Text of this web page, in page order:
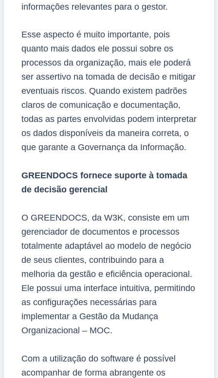
informações relevantes para o gestor.
Esse aspecto é muito importante, pois
quanto mais dados ele possui sobre os
processos da organização, mais ele poderá
ser assertivo na tomada de decisão e mitigar
eventuais riscos. Quando existem padrões
claros de comunicação e documentação,
todas as partes envolvidas podem interpretar
os dados disponíveis da maneira correta, o
que garante a Governança da Informação.
GREENDOCS fornece suporte à tomada
de decisão gerencial
O GREENDOCS, da W3K, consiste em um
gerenciador de documentos e processos
totalmente adaptável ao modelo de negócio
de seus clientes, contribuindo para a
melhoria da gestão e eficiência operacional.
Ele possui uma interface intuitiva, permitindo
as configurações necessárias para
implementar a Gestão da Mudança
Organizacional – MOC.
Com a utilização do software é possível
acompanhar de forma abrangente os